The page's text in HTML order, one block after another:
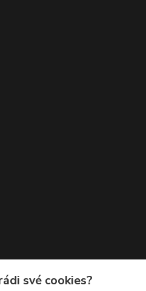
své cookies?